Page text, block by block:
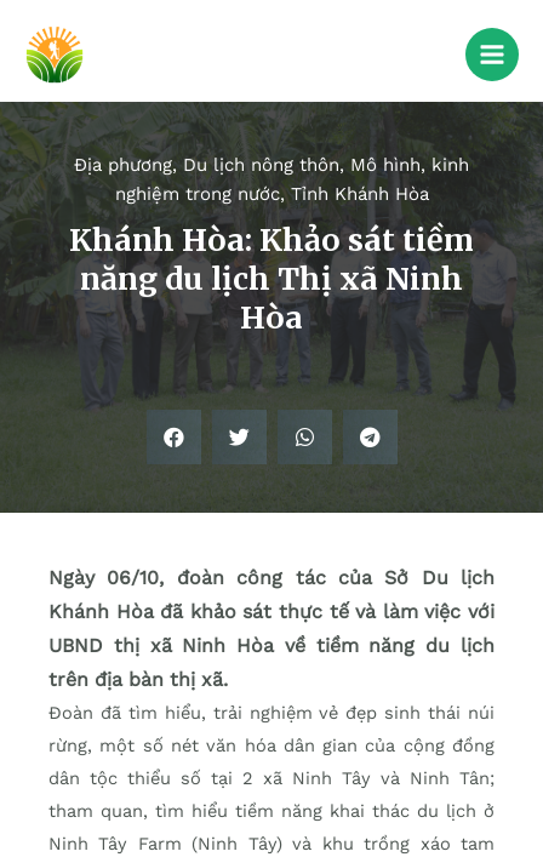
Địa phương, Du lịch nông thôn, Mô hình, kinh
nghiệm trong nước,Tỉnh Khánh Hòa
Khánh Hòa: Khảo sát tiềm
năng du lịch Thị xã Ninh
Hòa
Ngày 06/10, đoàn công tác của Sở Du lịch
Khánh Hòa đã khảo sát thực tế và làm việc với
UBND thị xã Ninh Hòa về tiềm năng du lịch
trên địa bàn thị xã.
Đoàn đã tìm hiểu, trải nghiệm vẻ đẹp sinh thái núi
rừng, một số nét văn hóa dân gian của cộng đồng
dân tộc thiểu số tại 2 xã Ninh Tây và Ninh Tân;
tham quan, tìm hiểu tiềm năng khai thác du lịch ở
Ninh Tây Farm (Ninh Tây) và khu trồng xáo tam